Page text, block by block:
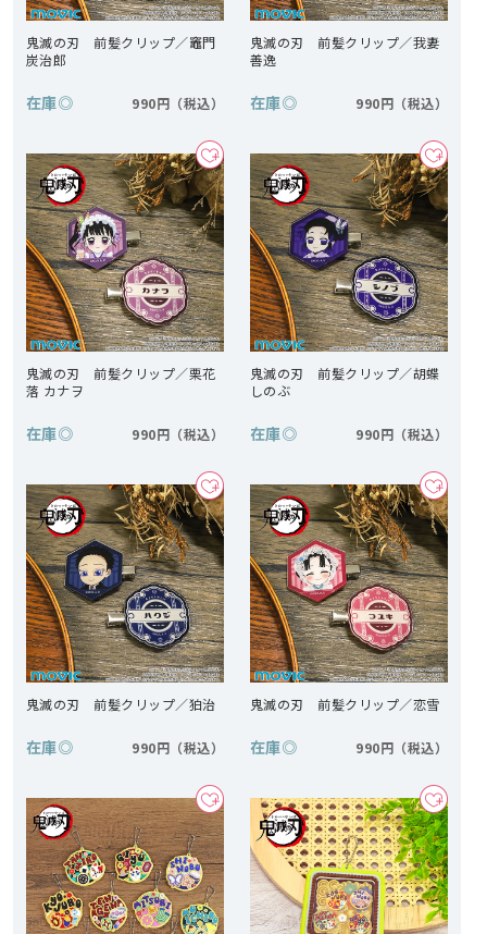
鬼滅の刃 前髪クリップ／竈門
炭治郎
在庫◎ 990円
鬼滅の刃 前髪クリップ／我妻
善逸
在庫◎ 990円
鬼滅の刃 前髪クリップ／栗花
落 カナヲ
在庫◎ 990円
鬼滅の刃 前髪クリップ／胡蝶
しのぶ
在庫◎ 990円
鬼滅の刃 前髪クリップ／狛治
在庫◎ 990円
鬼滅の刃 前髪クリップ／恋雪
在庫◎ 990円